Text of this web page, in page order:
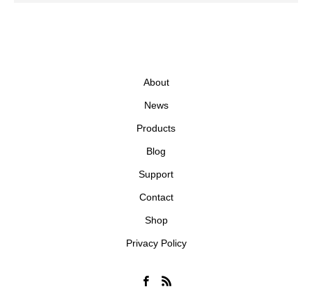
About
News
Products
Blog
Support
Contact
Shop
Privacy Policy